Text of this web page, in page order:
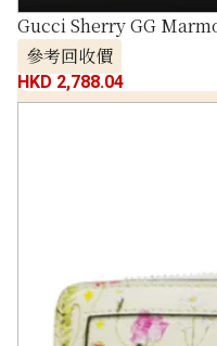
Gucci Sherry GG
參考回收價
HKD 2,788.04